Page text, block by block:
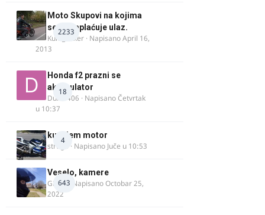
2233
Moto Skupovi na kojima
se ne naplaćuje ulaz.
Kum_Mixer · NapisanoApril 16,
2013
18
Honda f2 prazni se
akomulator
Dule1406 · NapisanoČetvrtak
u 10:37
4
kupujem motor
strugo · Napisano Juče u 10:53
643
Veselo, kamere
GR 46· NapisanoOctobar 25,
2022